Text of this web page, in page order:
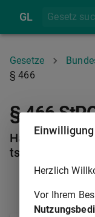
GL
Gesetze
§ 466
§ 466
Haftung
tschuldner
§ 465
Einwilligung
Herzlich
Vor Ihrem